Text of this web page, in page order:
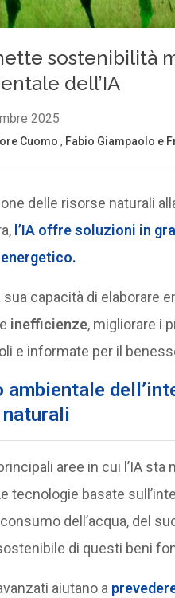
delle risorse naturali
l’IA offre soluzioni in
.
sua capacità di elaborare
inefficienze, migliorare i
e informate per il
ambientale
aree in cui l’IA
tecnologie basate
dell’acqua, del
di questi beni
aiutano a